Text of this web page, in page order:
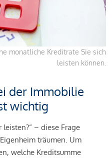
monatliche Kreditrate Sie sich
leisten können.
der Immobilie
wichtig
– diese Frage
träumen. Um
welche Kreditsumme